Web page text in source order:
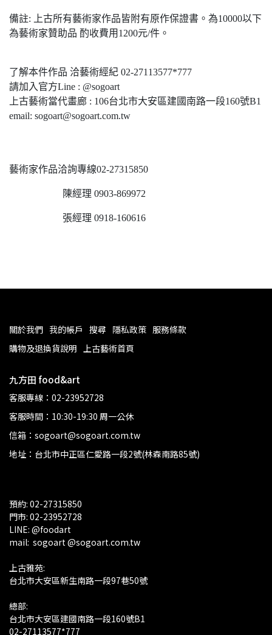
備註: 上古所有藝術家作品皆附有原作保證書。為10000以下
為藝術家贊助品 酌收費用1200元/件。
了解本件作品 洽藝術經紀 02-27113577*777
請加入官方Line : @sogoart
上古藝術當代畫廊 : 106台北市大安區建國南路一段160號B1
email: sogoart@sogoart.com.tw
藝術家作品洽詢專線02-27315850
陳經理 0903-869972
張經理 0918-160616
關於我們 我的帳戶 搜尋 隱私政策 服務條款
購物及退換貨說明 上古藝術首頁
九方田 food&art
客服專線：02-23952728
客服時間：10:30-19:30 周一公休
信箱：sogoart@sogoart.com.tw
地址：台北市中正區仁愛路一段2號(林森南路85號)
預約: 02-27315850
門市: 02-23952728
LINE: @foodart
mail:  sogoart @sogoart.com.tw
上古雅苑:
台北市大安區新生南路一段97巷50號
總部:
台北市大安區建國南路一段160號B1
02-27113577*777